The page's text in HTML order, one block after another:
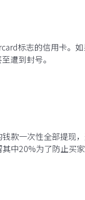
标志的信用卡。
遭到封号。
款一次性全部提现
中20%为了防止买